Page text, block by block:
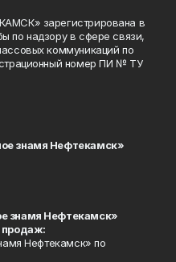
зарегистрирована в
по надзору в сфере связи,
коммуникаций по
номер ПИ № ТУ
знамя Нефтекамск»
знамя Нефтекамск»
продаж:
Нефтекамск» по